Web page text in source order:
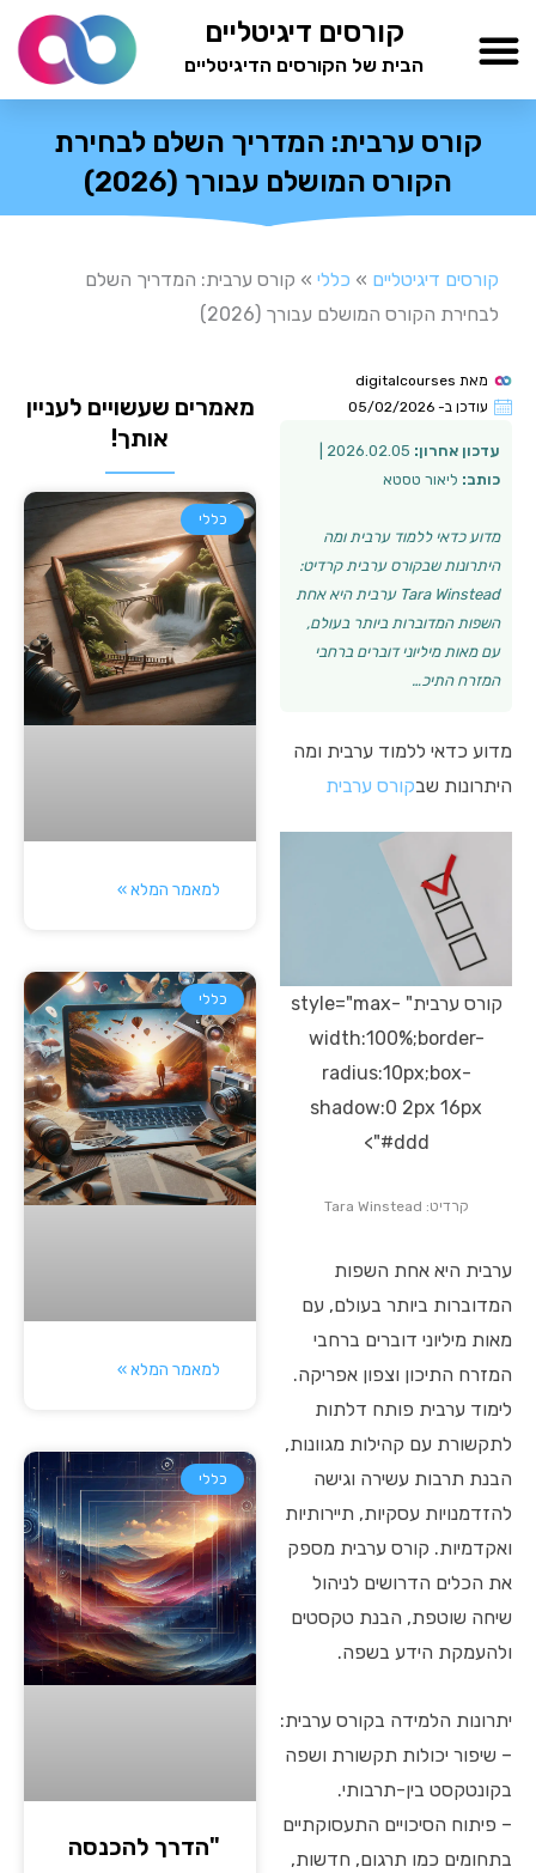
לתוכן
קורסים דיגיטליים
הבית של הקורסים הדיגיטליים
קורס ערבית: המדריך השלם לבחירת
הקורס המושלם עבורך (2026)
קורסים דיגיטליים » כללי » קורס ערבית: המדריך השלם
לבחירת הקורס המושלם עבורך (2026)
מאת
עודכן ב- 05/02/2026
עדכון אחרון:
כותב: ליאור טסטא
מדוע כדאי ללמוד ערבית ומה
היתרונות שבקורס ערבית קרדיט:
Tara Winstead ערבית היא אחת
השפות המדוברות ביותר בעולם,
עם מאות מיליוני דוברים ברחבי
המזרח התיכ…
מדוע כדאי ללמוד ערבית ומה
היתרונות שבקורס ערבית
קורס ערבית" style="max-
width:100%;border-
radius:10px;box-
shadow:0 2px 16px
#ddd">
קרדיט: Tara Winstead
ערבית היא אחת השפות
המדוברות ביותר בעולם, עם
מאות מיליוני דוברים ברחבי
המזרח התיכון וצפון אפריקה.
לימוד ערבית פותח דלתות
לתקשורת עם קהילות מגוונות,
הבנת תרבות עשירה וגישה
להזדמנויות עסקיות, תיירותיות
ואקדמיות. קורס ערבית מספק
את הכלים הדרושים לניהול
שיחה שוטפת, הבנת טקסטים
ולהעמקת הידע בשפה.
יתרונות הלמידה בקורס ערבית:
– שיפור יכולות תקשורת ושפה
בקונטקסט בין-תרבותי.
– פיתוח הסיכויים התעסוקתיים
בתחומים כמו תרגום, חדשות,
מאמרים שעשויים לעניין
אותך!
כללי
למאמר המלא »
כללי
למאמר המלא »
כללי
"הדרך להכנסה